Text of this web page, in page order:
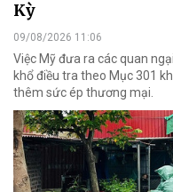
Kỳ
09/08/2026 11:06
Việc Mỹ đưa ra các quan
khổ điều tra theo Mục 301
thêm sức ép thương mại.